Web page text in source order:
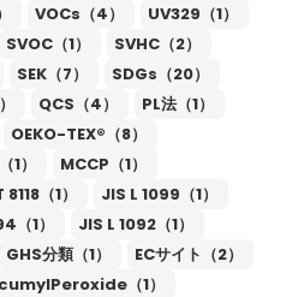
VOCs（4）
UV329（1）
SVOC（1）
SVHC（2）
SEK（7）
SDGs（20）
QCS（4）
PL法（1）
OEKO-TEX®（8）
1）
MCCP（1）
（1）
JIS L 1099（1）
（1）
JIS L 1092（1）
GHS分類（1）
ECサイト（2）
（1）